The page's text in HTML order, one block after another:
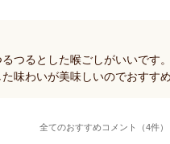
つるとした喉ごしがいいです
味わいが美味しいのでおすすめ
全てのおすすめコメント（4件）